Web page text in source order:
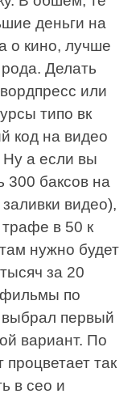
деньги на
о кино, лучше
Делать
или
типо вк
код на видео
Ну а если вы
300 баксов на
видео),
в 50 к
нужно будет
за 20
фильмы по
первый
вариант. По
так
в сео и